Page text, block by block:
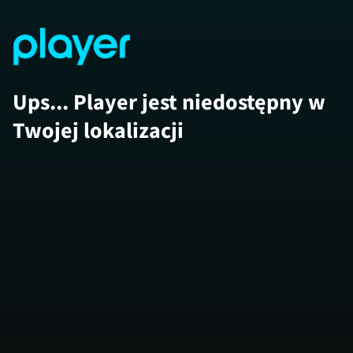
Ups... Player jest niedostępny w
Twojej lokalizacji